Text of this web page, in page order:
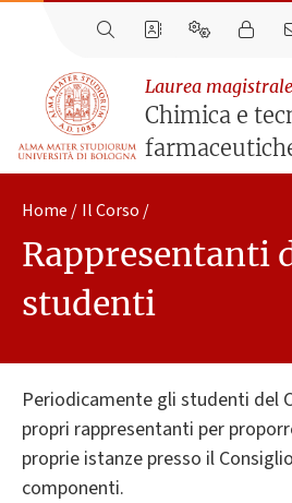
Laurea
Chimica e
Home Il Corso
Rappresentanti
studenti
Periodicamente gli studenti del
propri rappresentanti per
proprie istanze presso il
componenti.